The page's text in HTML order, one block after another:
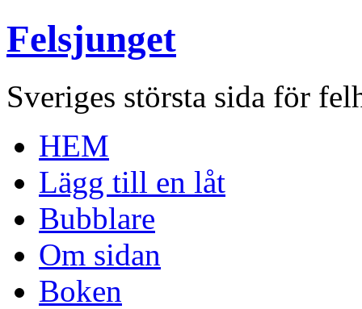
Felsjunget
Sveriges största sida för
HEM
Lägg till en låt
Bubblare
Om sidan
Boken